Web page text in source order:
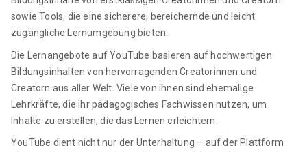
sowie Tools, die eine sicherere, bereichernde und leicht
zugängliche Lernumgebung bieten.
Die Lernangebote auf YouTube basieren auf hochwertigen
Bildungsinhalten von hervorragenden Creatorinnen und
Creatorn aus aller Welt. Viele von ihnen sind ehemalige
Lehrkräfte, die ihr pädagogisches Fachwissen nutzen, um
Inhalte zu erstellen, die das Lernen erleichtern.
YouTube dient nicht nur der Unterhaltung – auf der Plattform